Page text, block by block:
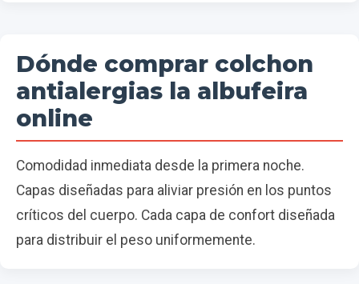
Dónde comprar colchon
antialergias la albufeira
online
Comodidad inmediata desde la primera noche.
Capas diseñadas para aliviar presión en los puntos
críticos del cuerpo. Cada capa de confort diseñada
para distribuir el peso uniformemente.